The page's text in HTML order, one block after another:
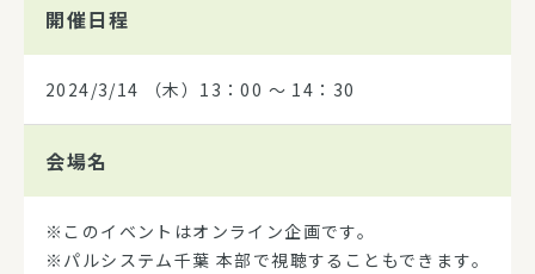
開催日程
2024/3/14 （木）13：00 〜 14：30
会場名
※このイベントはオンライン企画です。
※パルシステム千葉 本部で視聴することもできます。